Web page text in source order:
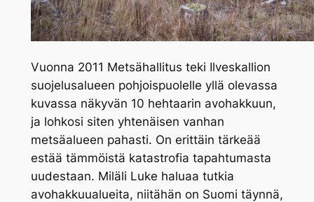
Vuonna 2011 Metsähallitus teki Ilveskallion
suojelusalueen pohjoispuolelle yllä olevassa
kuvassa näkyvän 10 hehtaarin avohakkuun,
ja lohkosi siten yhtenäisen vanhan
metsäalueen pahasti. On erittäin tärkeää
estää tämmöistä katastrofia tapahtumasta
uudestaan. Miläli Luke haluaa tutkia
avohakkuualueita, niitähän on Suomi täynnä,